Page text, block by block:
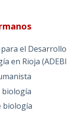
el
en Rioja
biología
biología